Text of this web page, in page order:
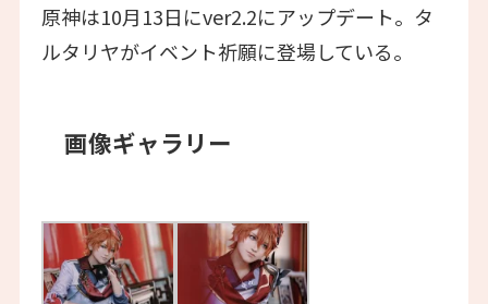
原神は10月13日にver2.2にアップデート。タ
ルタリヤがイベント祈願に登場している。
画像ギャラリー